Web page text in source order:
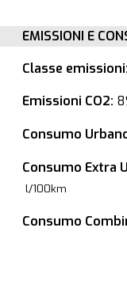
EMISSIONI E
Classe emissioni:
Emissioni CO2:
Consumo
Consumo Extra
l/100km
Consumo